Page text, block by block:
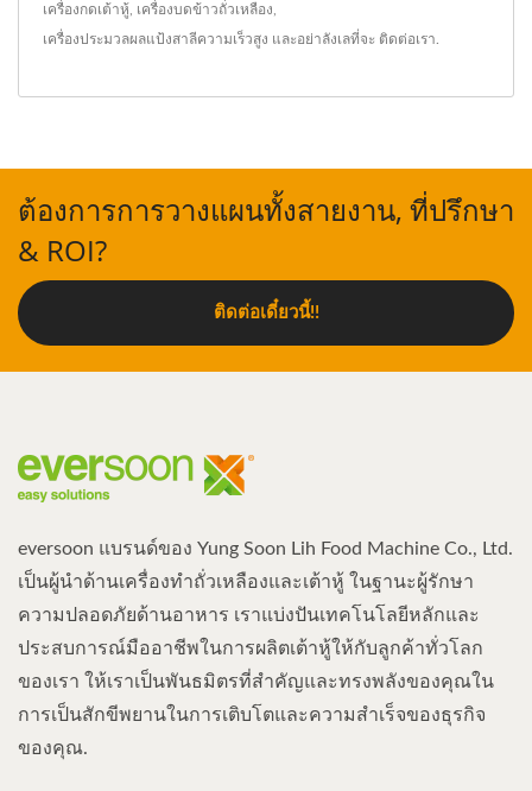
เครื่องกดเต้าหู้ เครื่องบดข้าวถั่วเหลือง
เครื่องประมวลผลแป้งสาลีความเร็วสูง และอย่าลังเลที่จะ ติดต่อเรา
ต้องการการวางแผนทั้งสายงาน, ที่ปรึกษา
& ROI?
ติดต่อเดี๋ยวนี้!!
eversoon แบรนด์ของ Yung Soon Lih Food Machine Co., Ltd.
เป็นผู้นำด้านเครื่องทำถั่วเหลืองและเต้าหู้ ในฐานะผู้รักษา
ความปลอดภัยด้านอาหาร เราแบ่งปันเทคโนโลยีหลักและ
ประสบการณ์มืออาชีพในการผลิตเต้าหู้ให้กับลูกค้าทั่วโลก
ของเรา ให้เราเป็นพันธมิตรที่สำคัญและทรงพลังของคุณใน
การเป็นสักขีพยานในการเติบโตและความสำเร็จของธุรกิจ
ของคุณ.